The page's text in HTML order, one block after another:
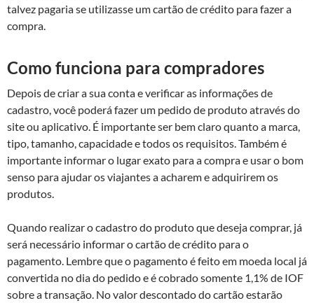
talvez pagaria se utilizasse um cartão de crédito para fazer a
compra.
Como funciona para compradores
Depois de criar a sua conta e verificar as informações de
cadastro, você poderá fazer um pedido de produto através do
site ou aplicativo. É importante ser bem claro quanto a marca,
tipo, tamanho, capacidade e todos os requisitos. Também é
importante informar o lugar exato para a compra e usar o bom
senso para ajudar os viajantes a acharem e adquirirem os
produtos.
Quando realizar o cadastro do produto que deseja comprar, já
será necessário informar o cartão de crédito para o
pagamento. Lembre que o pagamento é feito em moeda local já
convertida no dia do pedido e é cobrado somente 1,1% de IOF
sobre a transação. No valor descontado do cartão estarão